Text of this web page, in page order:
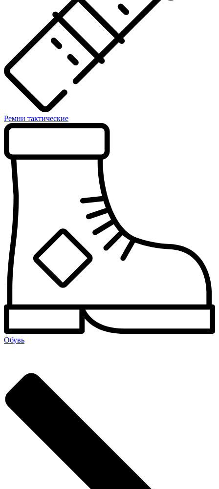
Ремни тактические
Обувь